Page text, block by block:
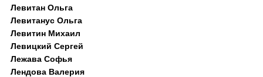
Левитан Ольга
Левитанус Ольга
Левитин Михаил
Левицкий Сергей
Лежава Софья
Лендова Валерия